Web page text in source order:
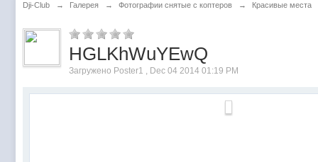
Dji-Club → Галерея → Фотографии снятые с коптеров → Красивые места
HGLKhWuYEwQ
Загружено Poster1 , Dec 04 2014 01:19 PM